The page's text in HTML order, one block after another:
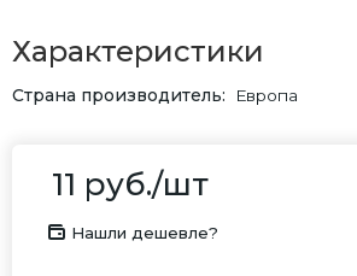
Характеристики
Страна производитель Европа
11 руб./шт
Нашли дешевле?